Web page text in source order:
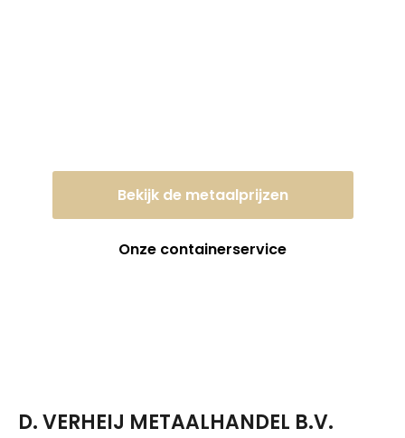
Bekijk de metaalprijzen
Onze containerservice
D. VERHEIJ METAALHANDEL B.V.